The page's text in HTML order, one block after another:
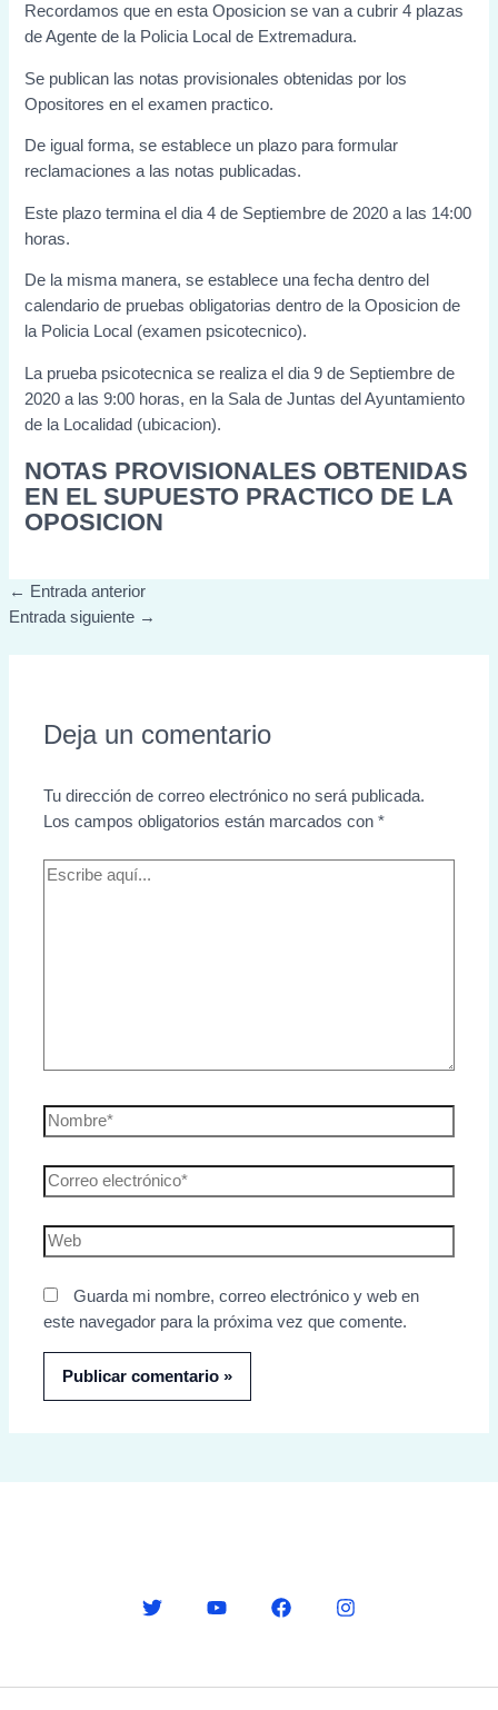
Recordamos que en esta Oposicion se van a cubrir 4 plazas
de Agente de la Policia Local de Extremadura.
Se publican las notas provisionales obtenidas por los
Opositores en el examen practico.
De igual forma, se establece un plazo para formular
reclamaciones a las notas publicadas.
Este plazo termina el dia 4 de Septiembre de 2020 a las 14:00
horas.
De la misma manera, se establece una fecha dentro del
calendario de pruebas obligatorias dentro de la Oposicion de
la Policia Local (examen psicotecnico).
La prueba psicotecnica se realiza el dia 9 de Septiembre de
2020 a las 9:00 horas, en la Sala de Juntas del Ayuntamiento
de la Localidad (ubicacion).
NOTAS PROVISIONALES OBTENIDAS
EN EL SUPUESTO PRACTICO DE LA
OPOSICION
← Entrada anterior
Entrada siguiente →
Deja un comentario
Tu dirección de correo electrónico no será publicada.
Los campos obligatorios están marcados con*
Guarda mi nombre, correo electrónico y web en
este navegador para la próxima vez que comente.